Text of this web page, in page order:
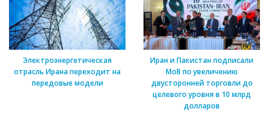
Электроэнергетическая
отрасль Ирана переходит на
передовые модели
Иран и Пакистан подписали
МоВ по увеличению
двусторонней торговли до
целевого уровня в 10 млрд
долларов